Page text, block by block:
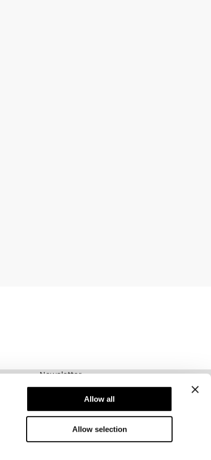
Allow all
Allow selection
Newsletter
Abonnez-vous à notre newsletter! Recevez des
offres exclusives, nos dernières nouvelles et
bien plus encore.